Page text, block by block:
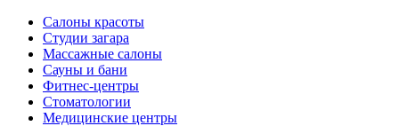
Салоны красоты
Студии загара
Массажные салоны
Сауны и бани
Фитнес-центры
Стоматологии
Медицинские центры